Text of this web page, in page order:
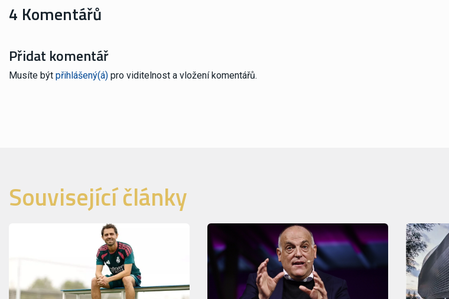
4 Komentářů
Přidat komentář
Musíte být přihlášený(á) pro viditelnost a vložení komentářů.
Související články